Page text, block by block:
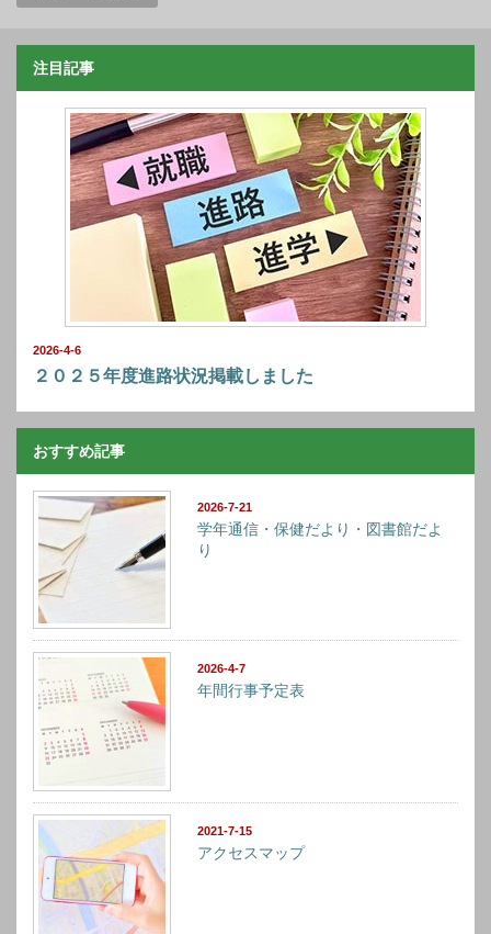
注目記事
2026-4-6
２０２５年度進路状況掲載しました
おすすめ記事
2026-7-21
学年通信・保健だより・図書館だよ
り
2026-4-7
年間行事予定表
2021-7-15
アクセスマップ